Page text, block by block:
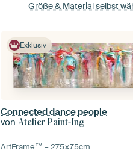
Größe & Material selbst
Exklusiv
Connected dance people
vonAtelier Paint-Ing
ArtFrame™ –275×75cm